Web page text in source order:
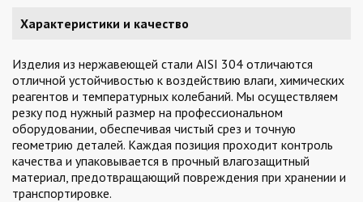
Характеристики и качество
Изделия из нержавеющей стали AISI 304 отличаются
отличной устойчивостью к воздействию влаги, химических
реагентов и температурных колебаний. Мы осуществляем
резку под нужный размер на профессиональном
оборудовании, обеспечивая чистый срез и точную
геометрию деталей. Каждая позиция проходит контроль
качества и упаковывается в прочный влагозащитный
материал, предотвращающий повреждения при хранении и
транспортировке.